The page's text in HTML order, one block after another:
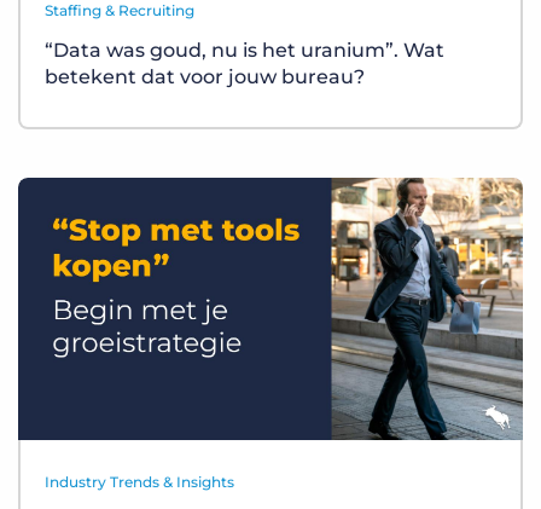
Staffing & Recruiting
“Data was goud, nu is het uranium”. Wat
betekent dat voor jouw bureau?
Industry Trends & Insights